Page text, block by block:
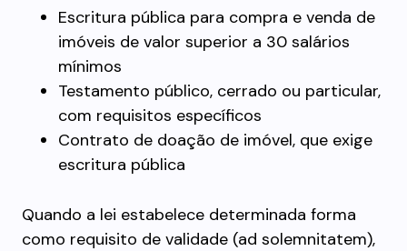
Escritura pública para compra e venda de
imóveis de valor superior a 30 salários
mínimos
Testamento público, cerrado ou particular,
com requisitos específicos
Contrato de doação de imóvel, que exige
escritura pública
Quando a lei estabelece determinada forma
como requisito de validade (ad solemnitatem),